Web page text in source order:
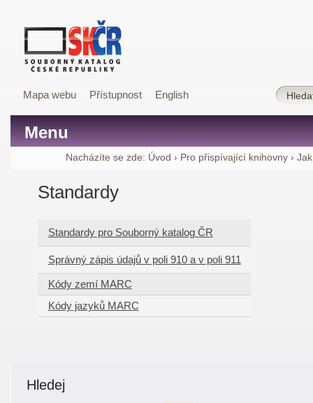
Mapa webu Přístupnost English
Menu
Nacházíte se zde: Úvod › Pro přispívající knihovny ›
Standardy
Standardy pro Souborný katalog ČR
Správný zápis údajů v poli 910 a v poli 911
Kódy zemí MARC
Kódy jazyků MARC
Hledej